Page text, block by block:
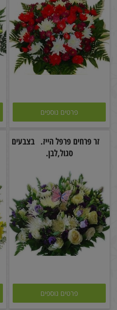
פרטים נוספים
זר פרחים פרפל הייז. בצבעים
סגול,לבן.
פרטים נוספים